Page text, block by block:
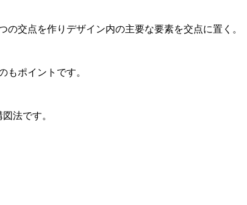
交点を作りデザイン内の主要な要素を交点に置く。
ポイントです。
法です。